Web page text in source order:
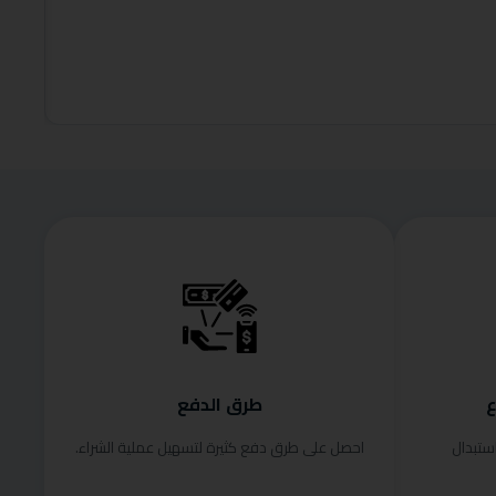
طرق الدفع
احصل على طرق دفع كثيرة لتسهيل عملية الشراء.